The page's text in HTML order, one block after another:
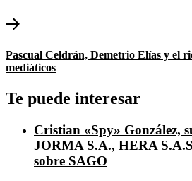
Entrada
Pascual Celdrán, Demetrio Elías y el
mediáticos
Te puede interesar
Cristian «Spy» González,
JORMA S.A., HERA
sobre SAGO